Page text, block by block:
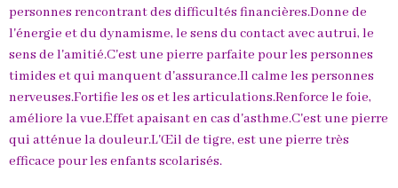
personnes rencontrant des difficultés financières.Donne de
l'énergie et du dynamisme, le sens du contact avec autrui, le
sens de l'amitié.C'est une pierre parfaite pour les personnes
timides et qui manquent d'assurance.Il calme les personnes
nerveuses.Fortifie les os et les articulations.Renforce le foie,
améliore la vue.Effet apaisant en cas d'asthme.C'est une pierre
qui atténue la douleur.L'Œil de tigre, est une pierre très
efficace pour les enfants scolarisés.